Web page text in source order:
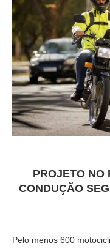
PROJETO NO
CONDUÇÃO
Pelo menos 600